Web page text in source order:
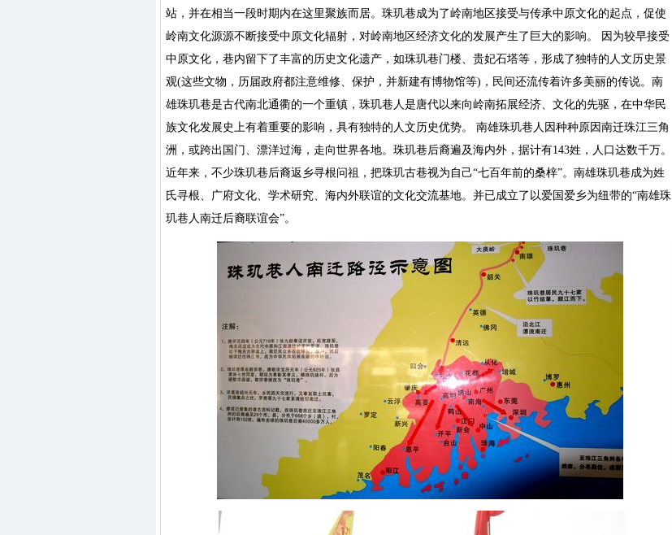
站，并在相当一段时期内在这里聚族而居。珠玑巷成为了岭南地区接受与传承中原文化的起点，促使
岭南文化源源不断接受中原文化辐射，对岭南地区经济文化的发展产生了巨大的影响。 因为较早接受
中原文化，巷内留下了丰富的历史文化遗产，如珠玑巷门楼、贵妃石塔等，形成了独特的人文历史景
观(这些文物，历届政府都注意维修、保护，并新建有博物馆等)，民间还流传着许多美丽的传说。南
雄珠玑巷是古代南北通衢的一个重镇，珠玑巷人是唐代以来向岭南拓展经济、文化的先驱，在中华民
族文化发展史上有着重要的影响，具有独特的人文历史优势。 南雄珠玑巷人因种种原因南迁珠江三角
洲，或跨出国门、漂洋过海，走向世界各地。珠玑巷后裔遍及海内外，据计有143姓，人口达数千万。
近年来，不少珠玑巷后裔返乡寻根问祖，把珠玑古巷视为自己“七百年前的桑梓”。南雄珠玑巷成为姓
氏寻根、广府文化、学术研究、海内外联谊的文化交流基地。并已成立了以爱国爱乡为纽带的“南雄珠
玑巷人南迁后裔联谊会”。